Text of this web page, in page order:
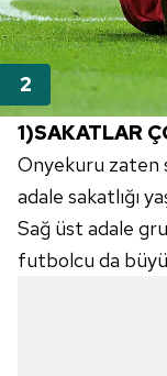
1)SAKATLAR
Onyekuru zaten
adale sakatlığı
Sağ üst adale
futbolcu da